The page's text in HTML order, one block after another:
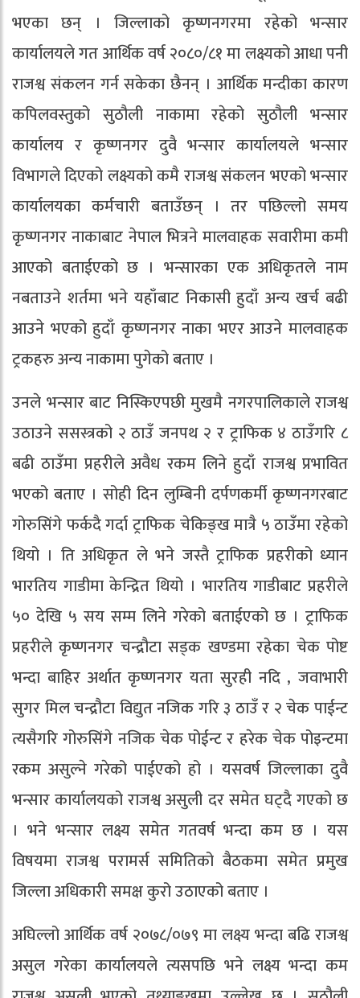
भएका छन् । जिल्लाको कृष्णनगरमा रहेको भन्सार
कार्यालयले गत आर्थिक वर्ष २०८०/८१ मा लक्ष्यको आधा पनी
राजश्व संकलन गर्न सकेका छैनन् । आर्थिक मन्दीका कारण
कपिलवस्तुको सुठौली नाकामा रहेको सुठौली भन्सार
कार्यालय र कृष्णनगर दुवै भन्सार कार्यालयले भन्सार
विभागले दिएको लक्ष्यको कमै राजश्व संकलन भएको भन्सार
कार्यालयका कर्मचारी बताउँछन् । तर पछिल्लो समय
कृष्णनगर नाकाबाट नेपाल भित्रने मालवाहक सवारीमा कमी
आएको बताईएको छ । भन्सारका एक अधिकृतले नाम
नबताउने शर्तमा भने यहाँबाट निकासी हुदाँ अन्य खर्च बढी
आउने भएको हुदाँ कृष्णनगर नाका भएर आउने मालवाहक
ट्रकहरु अन्य नाकामा पुगेको बताए ।
उनले भन्सार बाट निस्किएपछी मुखमै नगरपालिकाले राजश्व
उठाउने ससस्त्रको २ ठाउँ जनपथ २ र ट्राफिक ४ ठाउँगरि ८
बढी ठाउँमा प्रहरीले अवैध रकम लिने हुदाँ राजश्व प्रभावित
भएको बताए । सोही दिन लुम्बिनी दर्पणकर्मी कृष्णनगरबाट
गोरुसिंगे फर्कदै गर्दा ट्राफिक चेकिङ्ख मात्रै ५ ठाउँमा रहेको
थियो । ति अधिकृत ले भने जस्तै ट्राफिक प्रहरीको ध्यान
भारतिय गाडीमा केन्द्रित थियो । भारतिय गाडीबाट प्रहरीले
५० देखि ५ सय सम्म लिने गरेको बताईएको छ । ट्राफिक
प्रहरीले कृष्णनगर चन्द्रौटा सड्क खण्डमा रहेका चेक पोष्ट
भन्दा बाहिर अर्थात कृष्णनगर यता सुरही नदि , जवाभारी
सुगर मिल चन्द्रौटा विद्युत नजिक गरि ३ ठाउँ र २ चेक पाईन्ट
त्यसैगरि गोरुसिंगे नजिक चेक पोईन्ट र हरेक चेक पोइन्टमा
रकम असुल्ने गरेको पाईएको हो । यसवर्ष जिल्लाका दुवै
भन्सार कार्यालयको राजश्व असुली दर समेत घट्दै गएको छ
। भने भन्सार लक्ष्य समेत गतवर्ष भन्दा कम छ । यस
विषयमा राजश्व परामर्स समितिको बैठकमा समेत प्रमुख
जिल्ला अधिकारी समक्ष कुरो उठाएको बताए ।
अघिल्लो आर्थिक वर्ष २०७८/०७९ मा लक्ष्य भन्दा बढि राजश्व
असुल गरेका कार्यालयले त्यसपछि भने लक्ष्य भन्दा कम